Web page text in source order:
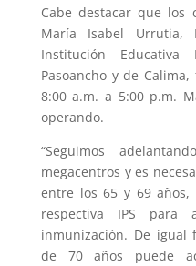
Cabe destacar que los
María Isabel Urrutia,
Institución
Pasoancho y de
8:00 a.m. a 5:00 p.m.
operando.
“Seguimos
megacentros y es
entre los 65 y 69
respectiva IPS para
inmunización. De igual
de 70 años puede